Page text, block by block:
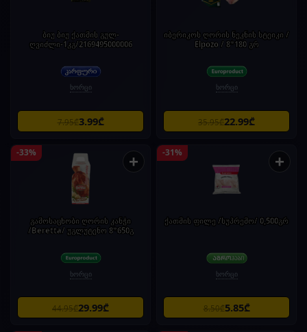
ბიუ ბიუ ქათმის გულ-
ღვიძლი-1კგ/2169495000006
ხორცი
7.95₾3.99₾
იბერიკოს ღორის ნეკნის სტეიკი /
Elpozo / 8*180 გრ
ხორცი
35.95₾22.99₾
-33% +
გამოსაცხობი ღორის კანჭი
/Beretta/ უგლუტენო 8*650გ
ხორცი
44.95₾29.99₾
-31% +
ქათმის ფილე /სუპრემო/ 0,500გრ
ხორცი
8.50₾5.85₾